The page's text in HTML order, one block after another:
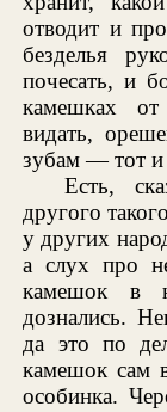
отводит и
безделья
почесать, и
камешках от
видать,
зубам — тот и
Есть,
другого
у других
а слух про
камешок в
дознались.
да это по
камешок сам
особинка.